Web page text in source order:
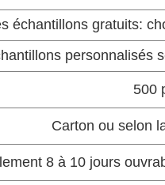
échantillons gratuits:
personnalisés
500
Carton ou selon
8 à 10 jours